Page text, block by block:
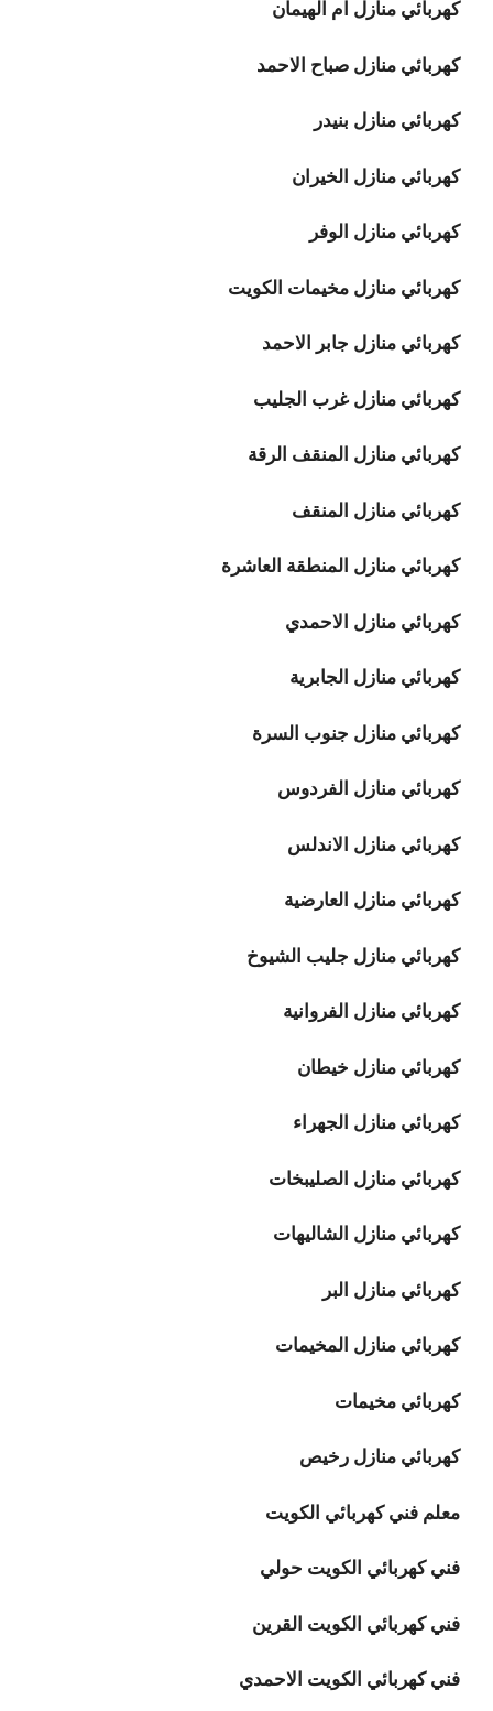
كهربائي منازل ام الهيمان
كهربائي منازل صباح الاحمد
كهربائي منازل بنيدر
كهربائي منازل الخيران
كهربائي منازل الوفر
كهربائي منازل مخيمات الكويت
كهربائي منازل جابر الاحمد
كهربائي منازل غرب الجليب
كهربائي منازل المنقف الرقة
كهربائي منازل المنقف
كهربائي منازل المنطقة العاشرة
كهربائي منازل الاحمدي
كهربائي منازل الجابرية
كهربائي منازل جنوب السرة
كهربائي منازل الفردوس
كهربائي منازل الاندلس
كهربائي منازل العارضية
كهربائي منازل جليب الشيوخ
كهربائي منازل الفروانية
كهربائي منازل خيطان
كهربائي منازل الجهراء
كهربائي منازل الصليبخات
كهربائي منازل الشاليهات
كهربائي منازل البر
كهربائي منازل المخيمات
كهربائي مخيمات
كهربائي منازل رخيص
معلم فني كهربائي الكويت
فني كهربائي الكويت حولي
فني كهربائي الكويت القرين
فني كهربائي الكويت الاحمدي